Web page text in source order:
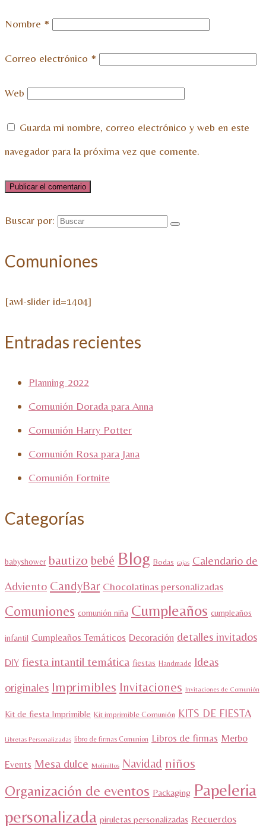
Nombre *
Correo electrónico *
Web
Guarda mi nombre, correo electrónico y web en este
navegador para la próxima vez que comente.
Buscar por:
Comuniones
[awl-slider id=1404]
Entradas recientes
Planning 2022
Comunión Dorada para Anna
Comunión Harry Potter
Comunión Rosa para Jana
Comunión Fortnite
Categorías
babyshower bautizo bebé Blog Bodas cajas Calendario de
Adviento CandyBar Chocolatinas personalizadas
Comuniones comunión niña Cumpleaños cumpleaños
infantil Cumpleaños Temáticos Decoración detalles invitados
DIY fiesta intantil temática fiestas Handmade Ideas
originales Imprimibles Invitaciones Invitaciones de Comunión
Kit de fiesta Imprimible Kit imprimible Comunión KITS DE FIESTA
Libretas Personalizadas libro de firmas Comunion Libros de firmas Merbo
Events Mesa dulce Molinillos Navidad niños
Organización de eventos Packaging Papeleria
personalizada piruletas personalizadas Recuerdos